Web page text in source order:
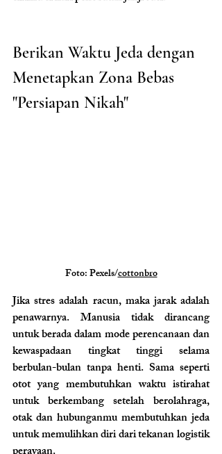
Berikan Waktu Jeda dengan
Menetapkan Zona Bebas
"Persiapan Nikah"
Foto: Pexels/cottonbro
Jika stres adalah racun, maka jarak adalah
penawarnya. Manusia tidak dirancang
untuk berada dalam mode perencanaan dan
kewaspadaan tingkat tinggi selama
berbulan-bulan tanpa henti. Sama seperti
otot yang membutuhkan waktu istirahat
untuk berkembang setelah berolahraga,
otak dan hubunganmu membutuhkan jeda
untuk memulihkan diri dari tekanan logistik